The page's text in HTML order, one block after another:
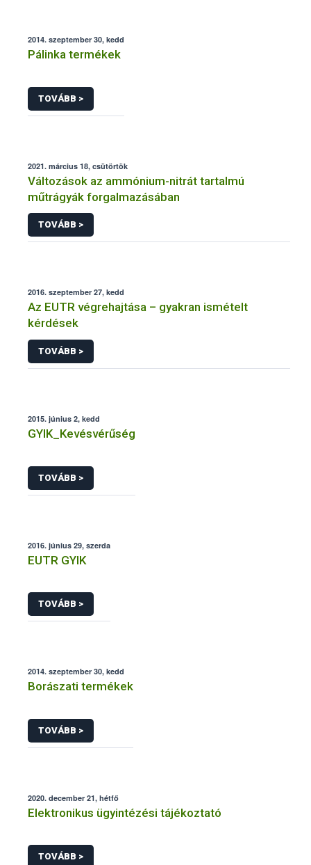
2014. szeptember 30, kedd
Pálinka termékek
TOVÁBB >
2021. március 18, csütörtök
Változások az ammónium-nitrát tartalmú
műtrágyák forgalmazásában
TOVÁBB >
2016. szeptember 27, kedd
Az EUTR végrehajtása – gyakran ismételt
kérdések
TOVÁBB >
2015. június 2, kedd
GYIK_Kevésvérűség
TOVÁBB >
2016. június 29, szerda
EUTR GYIK
TOVÁBB >
2014. szeptember 30, kedd
Borászati termékek
TOVÁBB >
2020. december 21, hétfő
Elektronikus ügyintézési tájékoztató
TOVÁBB >